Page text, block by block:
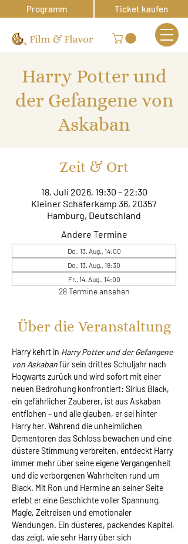
Programm Ticket kaufen
Harry Potter und
der Gefangene von
Askaban
Zeit & Ort
18. Juli 2026, 19:30 – 22:30
Kleiner Schäferkamp 36, 20357
Hamburg, Deutschland
Andere Termine
Do., 13. Aug., 14:00
Do., 13. Aug., 18:30
Fr., 14. Aug., 14:00
28 Termine ansehen
Über die Veranstaltung
Harry kehrt in Harry Potter und der Gefangene
von Askaban für sein drittes Schuljahr nach
Hogwarts zurück und wird sofort mit einer
neuen Bedrohung konfrontiert: Sirius Black,
ein gefährlicher Zauberer, ist aus Askaban
entflohen – und alle glauben, er sei hinter
Harry her. Während die unheimlichen
Dementoren das Schloss bewachen und eine
düstere Stimmung verbreiten, entdeckt Harry
immer mehr über seine eigene Vergangenheit
und die verborgenen Wahrheiten rund um
Black. Mit Ron und Hermine an seiner Seite
erlebt er eine Geschichte voller Spannung,
Magie, Zeitreisen und emotionaler
Wendungen. Ein düsteres, packendes Kapitel,
das zeigt, wie sehr Harry über sich